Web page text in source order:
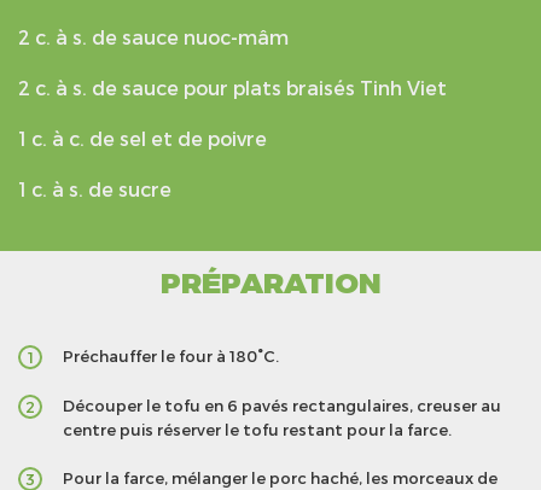
2 c. à s. de sauce nuoc-mâm
2 c. à s. de sauce pour plats braisés Tinh Viet
1 c. à c. de sel et de poivre
1 c. à s. de sucre
PRÉPARATION
1 Préchauffer le four à 180°C.
2
Découper le tofu en 6 pavés rectangulaires, creuser au
centre puis réserver le tofu restant pour la farce.
3
Pour la farce, mélanger le porc haché, les morceaux de